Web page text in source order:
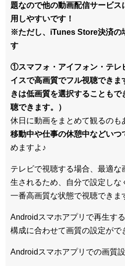
題なので他の動画配信サービス
用しやすいです！
※ただし、iTunes Store決済の
す
①スマフォ・アイフォン・テレ
イスで高画質でフル視聴できま
きは低画質を選択することも
聴できます。）
休日に動画をまとめて観るのも
移動中や仕事の休憩中などいつ
めますよ♪
テレビで視聴する場合、最適
生されるため、
自分で設定しな
一番高画質な状態で視聴できま
Androidスマホアプリで再生す
構成に合わせて画質の設定がで
Androidスマホアプリでの画質